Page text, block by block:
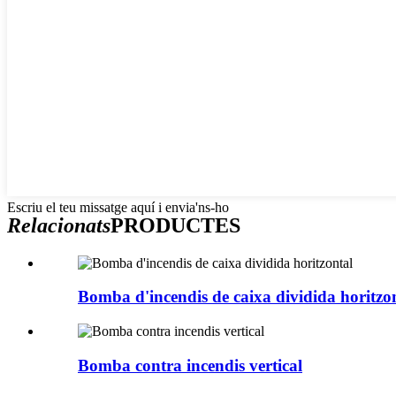
Escriu el teu missatge aquí i envia'ns-ho
RelacionatsPRODUCTES
Bomba d'incendis de caixa dividida
Bomba contra incendis vertical